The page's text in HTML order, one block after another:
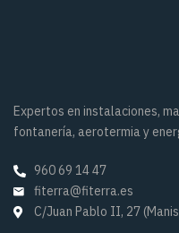
Expertos en instalaciones,
fontanería, aerotermia y
960 69 14 47
fiterra@fiterra.es
C/Juan Pablo II, 27